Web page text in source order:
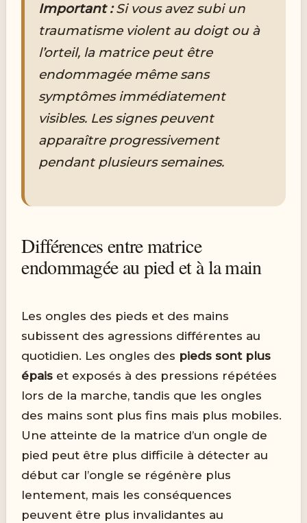
Important :Si vous avez subi un
traumatisme violent au doigt ou à
l’orteil, la matrice peut être
endommagée même sans
symptômes immédiatement
visibles. Les signes peuvent
apparaître progressivement
pendant plusieurs semaines.
Différences entre matrice
endommagée au pied et à la main
Les ongles des pieds et des mains
subissent des agressions différentes au
quotidien. Les ongles des pieds sont plus
épais et exposés à des pressions répétées
lors de la marche, tandis que les ongles
des mains sont plus fins mais plus mobiles.
Une atteinte de la matrice d’un ongle de
pied peut être plus difficile à détecter au
début car l’ongle se régénère plus
lentement, mais les conséquences
peuvent être plus invalidantes au